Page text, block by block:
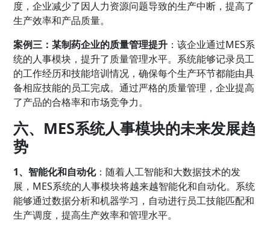
度，企业减少了因人力资源问题导致的生产中断，提高了
生产效率和产品质量。
案例三：某制药企业的质量管理提升 ：该企业通过MES系
统的人事模块，提升了质量管理水平。系统能够记录员工
的工作经历和技能培训情况，确保每个生产环节都能由具
备相应技能的员工完成。通过严格的质量管理，企业提高
了产品的合格率和市场竞争力。
六、MES系统人事模块的未来发展趋
势
1、智能化和自动化：随着人工智能和大数据技术的发
展，MES系统的人事模块将越来越智能化和自动化。系统
能够通过数据分析和机器学习，自动进行员工技能匹配和
生产调度，提高生产效率和管理水平。